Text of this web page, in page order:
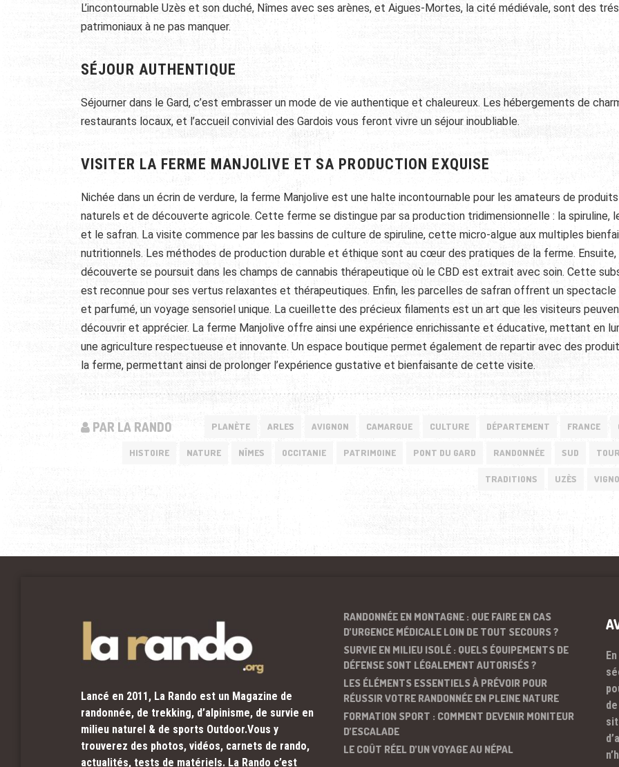
L’incontournable Uzès et son duché, Nîmes avec ses arènes, et Aigues-Mortes, la cité médiévale, sont des
patrimoniaux à ne pas manquer.
SÉJOUR AUTHENTIQUE
Séjourner dans le Gard, c’est embrasser un mode de vie authentique et chaleureux. Les hébergements de
restaurants locaux, et l’accueil convivial des Gardois vous feront vivre un séjour inoubliable.
VISITER LA FERME MANJOLIVE ET SA PRODUCTION EXQUISE
Nichée dans un écrin de verdure, la ferme Manjolive est une halte incontournable pour les amateurs de produits
naturels et de découverte agricole. Cette ferme se distingue par sa production tridimensionnelle : la spiruline,
et le safran. La visite commence par les bassins de culture de spiruline, cette micro-algue aux multiples
nutritionnels. Les méthodes de production durable et éthique sont au cœur des pratiques de la ferme. Ensuite,
découverte se poursuit dans les champs de cannabis thérapeutique où le CBD est extrait avec soin. Cette
est reconnue pour ses vertus relaxantes et thérapeutiques. Enfin, les parcelles de safran offrent un
et parfumé, un voyage sensoriel unique. La cueillette des précieux filaments est un art que les visiteurs
découvrir et apprécier. La ferme Manjolive offre ainsi une expérience enrichissante et éducative, mettant en
une agriculture respectueuse et innovante. Un espace boutique permet également de repartir avec des
la ferme, permettant ainsi de prolonger l’expérience gustative et bienfaisante de cette visite.
PAR LA RANDO PLANÈTE ARLES AVIGNON CAMARGUE CULTURE DÉPARTEMENT FRANCE
HISTOIRE NATURE NÎMES OCCITANIE PATRIMOINE PONT DU GARD RANDONNÉE SUD
TRADITIONS UZÈS
Lancé en 2011, La Rando est un Magazine de
randonnée, de trekking, d’alpinisme, de survie en
milieu naturel & de sports Outdoor.Vous y
trouverez des photos, vidéos, carnets de rando,
actualités, tests de matériels. La Rando c’est
RANDONNÉE EN MONTAGNE : QUE FAIRE EN CAS
D’URGENCE MÉDICALE LOIN DE TOUT SECOURS ?
SURVIE EN MILIEU ISOLÉ : QUELS ÉQUIPEMENTS DE
DÉFENSE SONT LÉGALEMENT AUTORISÉS ?
LES ÉLÉMENTS ESSENTIELS À PRÉVOIR POUR
RÉUSSIR VOTRE RANDONNÉE EN PLEINE NATURE
FORMATION SPORT : COMMENT DEVENIR MONITEUR
D’ESCALADE
LE COÛT RÉEL D’UN VOYAGE AU NÉPAL